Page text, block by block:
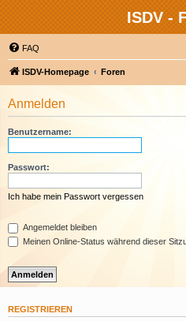
ISDV -
FAQ
ISDV-Homepage Foren
Anmelden
Benutzername:
Passwort:
Ich habe mein Passwort vergessen
Angemeldet bleiben
Meinen Online-Status während dieser
REGISTRIEREN